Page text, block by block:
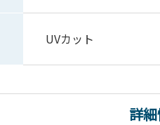
UVカット
詳